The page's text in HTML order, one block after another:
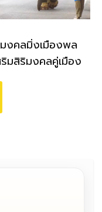
งคลมิ่งเมืองพล
มสิริมงคลคู่เมือง